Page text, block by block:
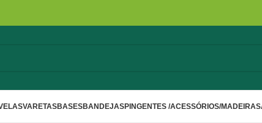
VARETASBASESBANDEJASPINGENTES /ACESSÓRIOS/MADEIRA